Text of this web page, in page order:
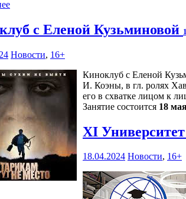
с Еленой Кузьминовой
Новости, 16+
Киноклуб с Еленой
И. Коэны, в гл. ролях
его в схватке лицом к
Занятие состоится 18
XI
18.04.2024 Новости, 16+